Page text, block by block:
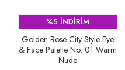
%5 İNDİRİM
Golden Rose City Style Eye
& Face Palette No: 01 Warm
Nude